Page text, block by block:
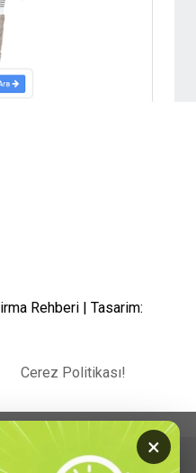
Rehberi | Tasarim:
Cerez Politikası!
×